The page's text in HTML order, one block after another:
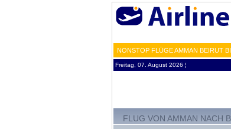
NONSTOP FLÜGE AMMAN BEIRUT
Freitag, 07. August 2026 ¦
FLUG VON AMMAN NACH